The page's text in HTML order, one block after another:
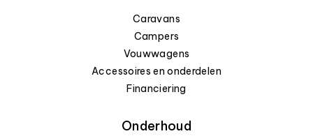
Caravans
Campers
Vouwwagens
Accessoires en onderdelen
Financiering
Onderhoud